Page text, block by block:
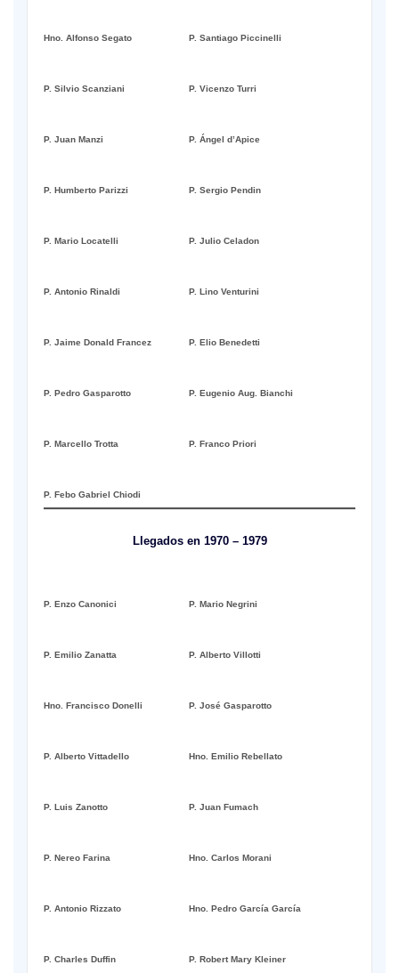
Hno. Alfonso Segato P. Santiago Piccinelli
P. Silvio Scanziani P. Vicenzo Turri
P. Juan Manzi P. Ángel d’Apice
P. Humberto Parizzi P. Sergio Pendin
P. Mario Locatelli P. Julio Celadon
P. Antonio Rinaldi P. Lino Venturini
P. Jaime Donald Francez P. Elio Benedetti
P. Pedro Gasparotto P. Eugenio Aug. Bianchi
P. Marcello Trotta P. Franco Priori
P. Febo Gabriel Chiodi
Llegados en 1970 – 1979
P. Enzo Canonici P. Mario Negrini
P. Emilio Zanatta P. Alberto Villotti
Hno. Francisco Donelli P. José Gasparotto
P. Alberto Vittadello Hno. Emilio Rebellato
P. Luis Zanotto P. Juan Fumach
P. Nereo Farina Hno. Carlos Morani
P. Antonio Rizzato Hno. Pedro García García
P. Charles Duffin P. Robert Mary Kleiner